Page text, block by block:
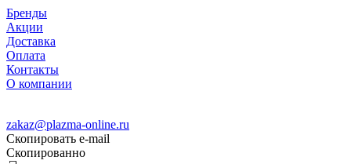
Бренды
Акции
Доставка
Оплата
Контакты
О компании
zakaz@plazma-online.ru
Скопировать e-mail
Cкопированно